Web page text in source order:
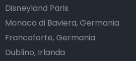
Disneyland Paris
Monaco di Baviera, Germania
Francoforte, Germania
Dublino, Irlanda